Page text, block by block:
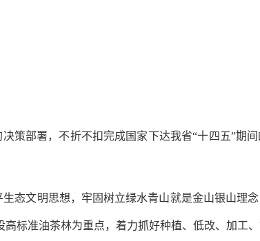
策部署，不折不扣完成国家下达我省“十四五”期
态文明思想，牢固树立绿水青山就是金山银山理
标准油茶林为重点，着力抓好种植、低改、加工、